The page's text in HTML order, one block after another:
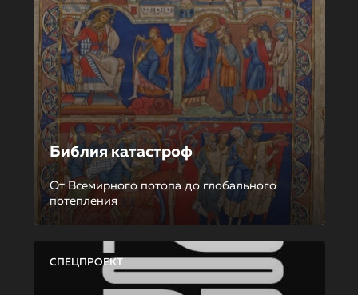
Библия катастроф
От Всемирного потопа до глобального
потепления
СПЕЦПРОЕКТ